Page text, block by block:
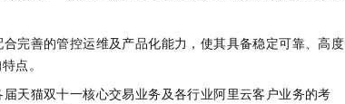
完善的管控运维及产品化能力，使其具备稳定可靠、高度
点。
天猫双十一核心交易业务及各行业阿里云客户业务的考